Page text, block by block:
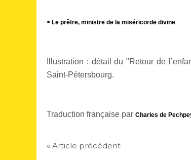
> Le prêtre, ministre de la miséricorde divine
Illustration : détail du "Retour de
Saint-Pétersbourg.
Traduction française par Charles de
« Article précédent